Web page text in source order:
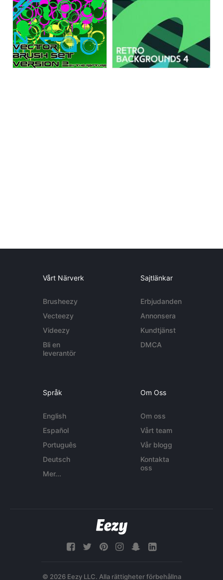
Vårt Närverk
Brusheezy
Vecteezy
Videezy
Bli en
leverantör
Sajtlänkar
Erbjudanden
Annonsera
Kundtjänst
DMCA
Språk
English
Español
Português
Deutsch
Mer...
Om Oss
Om oss
Vårt team
Vår blogg
Kontakta
oss
© 2026 Eezy LLC. Alla rättigheter förbehållna